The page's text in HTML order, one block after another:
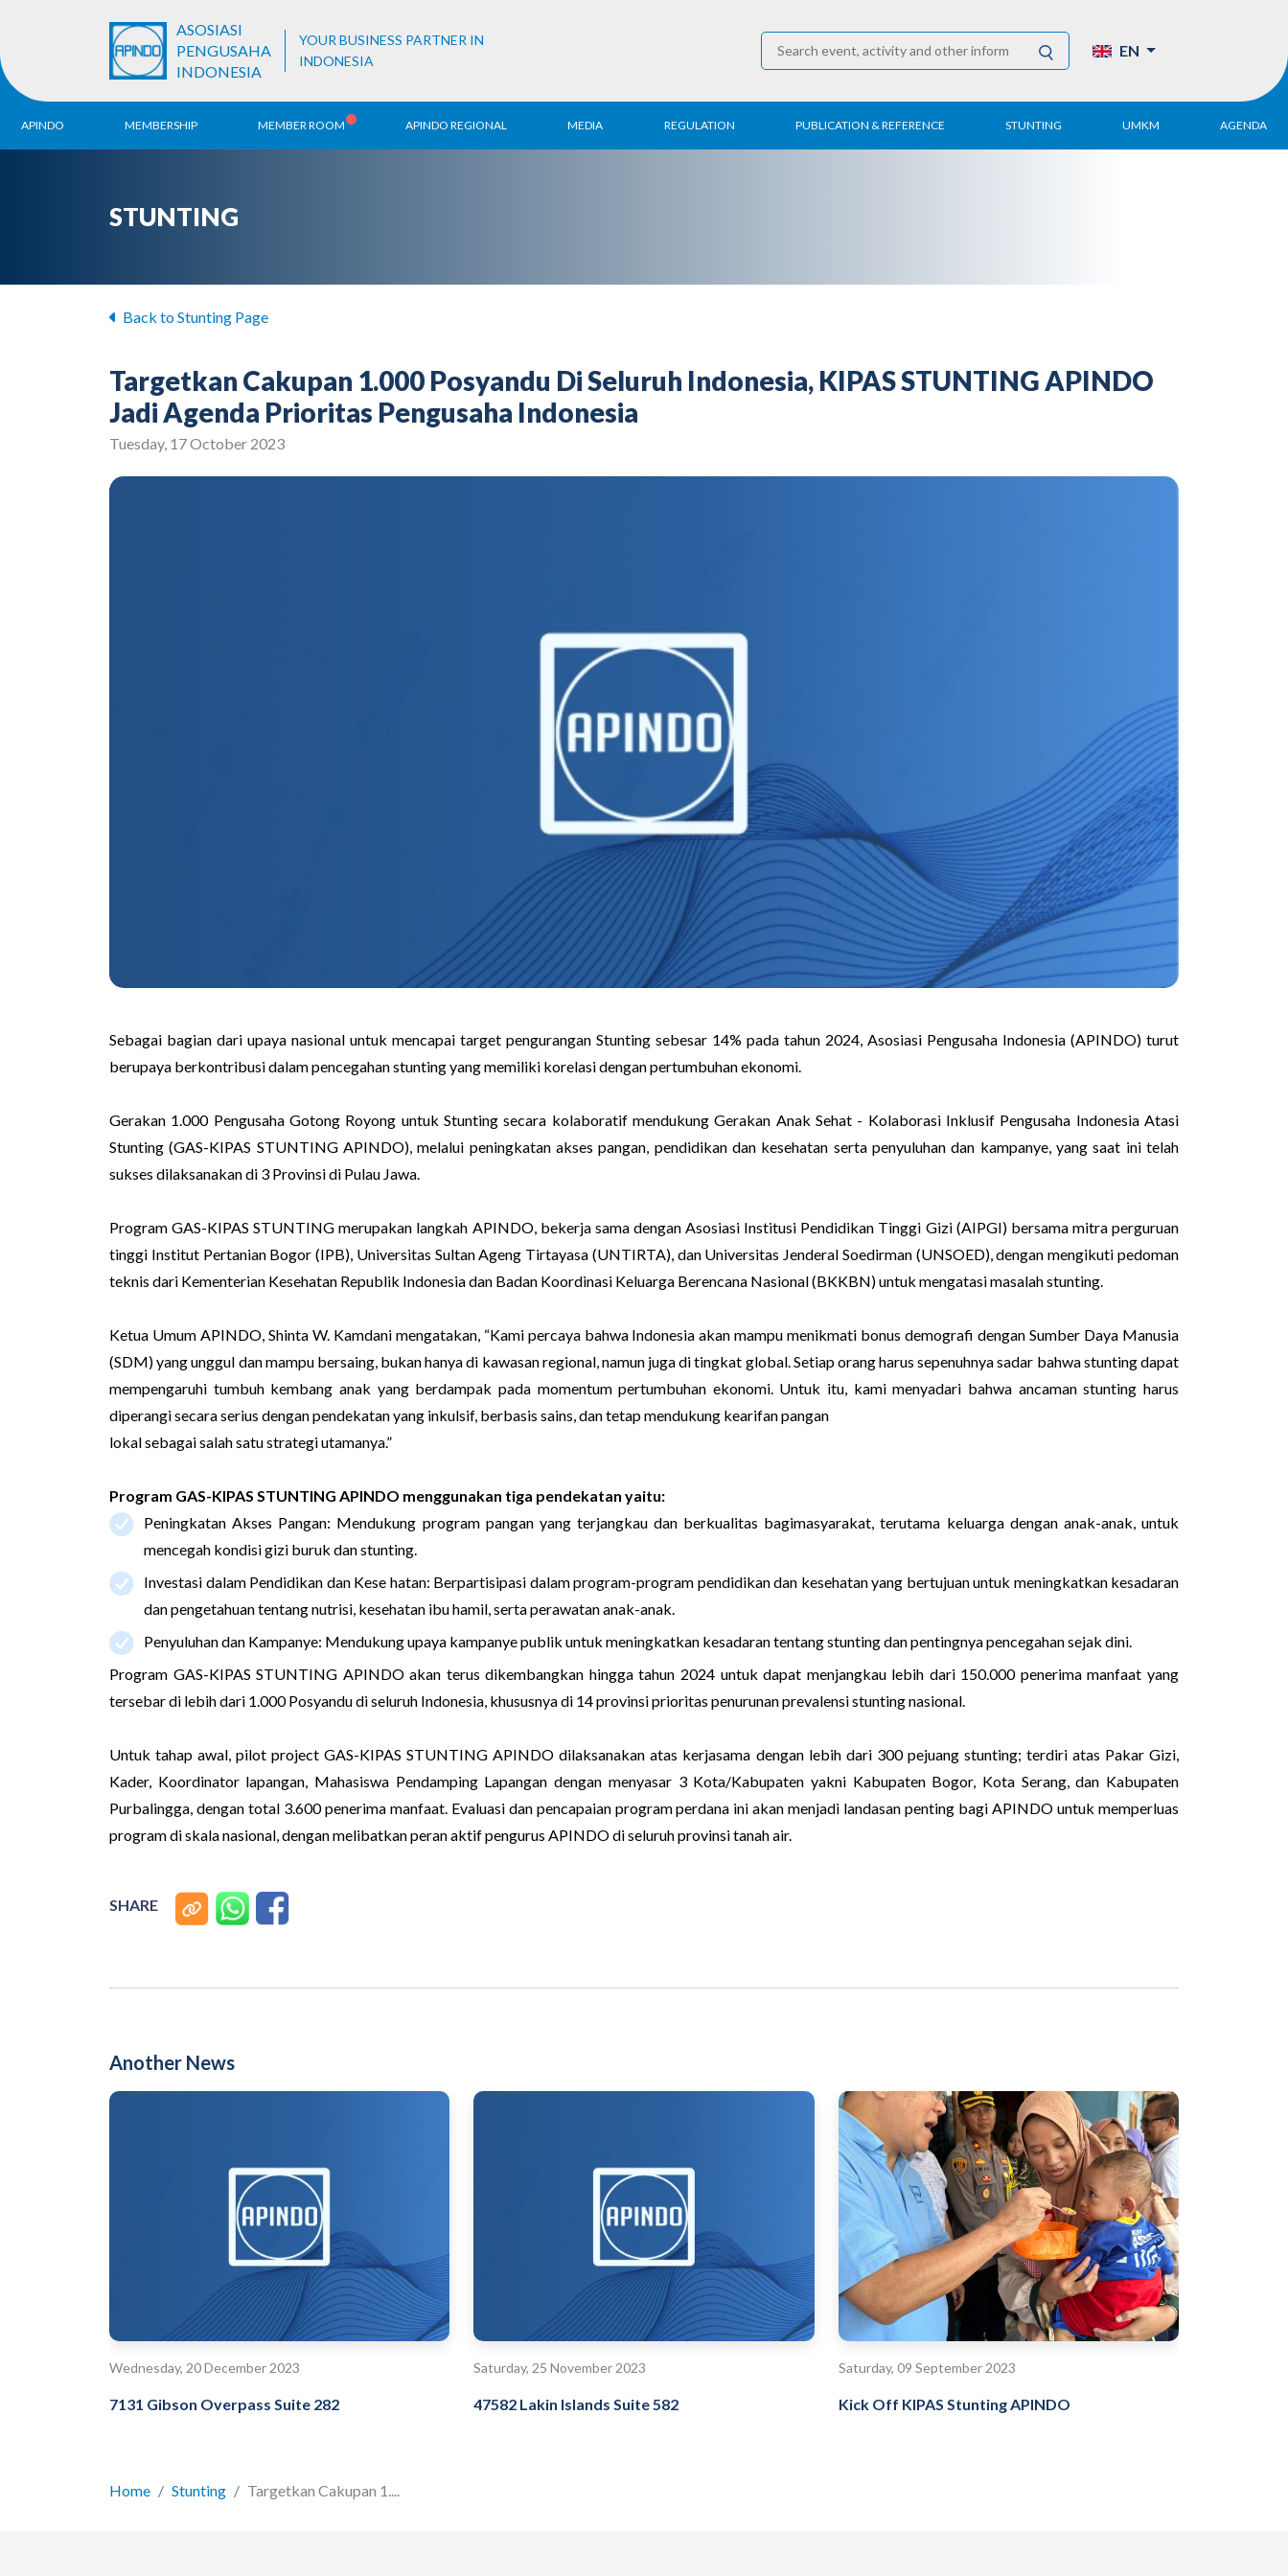
ASOSIASI
PENGUSAHA
INDONESIA
YOUR BUSINESS PARTNER IN
INDONESIA
EN
APINDO
Vision & Mission
MEMBERSHIP MEMBER ROOM APINDO REGIONAL MEDIA REGULATION PUBLICATION & REFERENCE STUNTING UMKM AGENDA
STUNTING
Back to Stunting Page
Targetkan Cakupan 1.000 Posyandu Di Seluruh Indonesia, KIPAS STUNTING APINDO
Jadi Agenda Prioritas Pengusaha Indonesia
Tuesday, 17 October 2023
Sebagai bagian dari upaya nasional untuk mencapai target pengurangan Stunting sebesar 14% pada tahun 2024, Asosiasi Pengusaha Indonesia (APINDO) turut
berupaya berkontribusi dalam pencegahan stunting yang memiliki korelasi dengan pertumbuhan ekonomi.
Gerakan 1.000 Pengusaha Gotong Royong untuk Stunting secara kolaboratif mendukung Gerakan Anak Sehat - Kolaborasi Inklusif Pengusaha Indonesia Atasi
Stunting (GAS-KIPAS STUNTING APINDO), melalui peningkatan akses pangan, pendidikan dan kesehatan serta penyuluhan dan kampanye, yang saat ini telah
sukses dilaksanakan di 3 Provinsi di Pulau Jawa.
Program GAS-KIPAS STUNTING merupakan langkah APINDO, bekerja sama dengan Asosiasi Institusi Pendidikan Tinggi Gizi (AIPGI) bersama mitra perguruan
tinggi Institut Pertanian Bogor (IPB), Universitas Sultan Ageng Tirtayasa (UNTIRTA), dan Universitas Jenderal Soedirman (UNSOED), dengan mengikuti pedoman
teknis dari Kementerian Kesehatan Republik Indonesia dan Badan Koordinasi Keluarga Berencana Nasional (BKKBN) untuk mengatasi masalah stunting.
Ketua Umum APINDO, Shinta W. Kamdani mengatakan, “Kami percaya bahwa Indonesia akan mampu menikmati bonus demografi dengan Sumber Daya Manusia
(SDM) yang unggul dan mampu bersaing, bukan hanya di kawasan regional, namun juga di tingkat global. Setiap orang harus sepenuhnya sadar bahwa stunting dapat
mempengaruhi tumbuh kembang anak yang berdampak pada momentum pertumbuhan ekonomi. Untuk itu, kami menyadari bahwa ancaman stunting harus
diperangi secara serius dengan pendekatan yang inkulsif, berbasis sains, dan tetap mendukung kearifan pangan
lokal sebagai salah satu strategi utamanya.”
Program GAS-KIPAS STUNTING APINDO menggunakan tiga pendekatan yaitu:
Peningkatan Akses Pangan: Mendukung program pangan yang terjangkau dan berkualitas bagimasyarakat, terutama keluarga dengan anak-anak, untuk
mencegah kondisi gizi buruk dan stunting.
Investasi dalam Pendidikan dan Kese hatan: Berpartisipasi dalam program-program pendidikan dan kesehatan yang bertujuan untuk meningkatkan kesadaran
dan pengetahuan tentang nutrisi, kesehatan ibu hamil, serta perawatan anak-anak.
Penyuluhan dan Kampanye: Mendukung upaya kampanye publik untuk meningkatkan kesadaran tentang stunting dan pentingnya pencegahan sejak dini.
Program GAS-KIPAS STUNTING APINDO akan terus dikembangkan hingga tahun 2024 untuk dapat menjangkau lebih dari 150.000 penerima manfaat yang
tersebar di lebih dari 1.000 Posyandu di seluruh Indonesia, khususnya di 14 provinsi prioritas penurunan prevalensi stunting nasional.
Untuk tahap awal, pilot project GAS-KIPAS STUNTING APINDO dilaksanakan atas kerjasama dengan lebih dari 300 pejuang stunting; terdiri atas Pakar Gizi,
Kader, Koordinator lapangan, Mahasiswa Pendamping Lapangan dengan menyasar 3 Kota/Kabupaten yakni Kabupaten Bogor, Kota Serang, dan Kabupaten
Purbalingga, dengan total 3.600 penerima manfaat. Evaluasi dan pencapaian program perdana ini akan menjadi landasan penting bagi APINDO untuk memperluas
program di skala nasional, dengan melibatkan peran aktif pengurus APINDO di seluruh provinsi tanah air.
SHARE
Another News
Wednesday, 20 December 2023
7131 Gibson Overpass Suite 282
Saturday, 25 November 2023
47582 Lakin Islands Suite 582
Saturday, 09 September 2023
Kick Off KIPAS Stunting APINDO
Home Stunting Targetkan Cakupan 1....